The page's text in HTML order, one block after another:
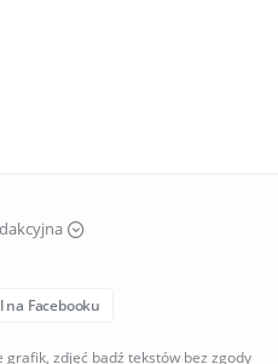
na Facebooku
zdjęć bądź tekstów bez zgody